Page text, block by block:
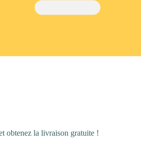
obtenez la livraison gratuite !